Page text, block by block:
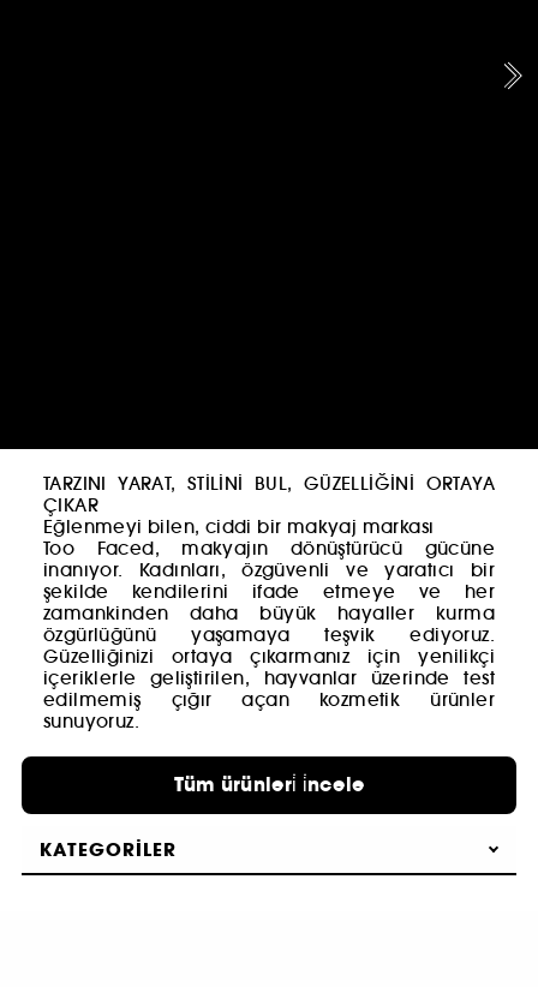
TARZINI YARAT, STİLİNİ BUL, GÜZELLİĞİNİ ORTAYA
ÇIKAR
Eğlenmeyi bilen, ciddi bir makyaj markası
Too Faced, makyajın dönüştürücü gücüne
inanıyor. Kadınları, özgüvenli ve yaratıcı bir
şekilde kendilerini ifade etmeye ve her
zamankinden daha büyük hayaller kurma
özgürlüğünü yaşamaya teşvik ediyoruz.
Güzelliğinizi ortaya çıkarmanız için yenilikçi
içeriklerle geliştirilen, hayvanlar üzerinde test
edilmemiş çığır açan kozmetik ürünler
sunuyoruz.
Tüm ürünleri̇ i̇ncele
KATEGORILER